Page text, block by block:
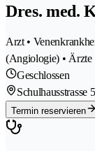
Dres. med.
Arzt •
(Angiologie) • Ärzte
Geschlossen
Schulhausstrasse 5
Termin reservieren